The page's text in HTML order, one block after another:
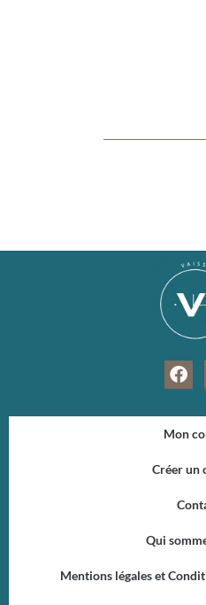
F
a
e
b
o
Mon
Créer un
Qui
Mentions légales et